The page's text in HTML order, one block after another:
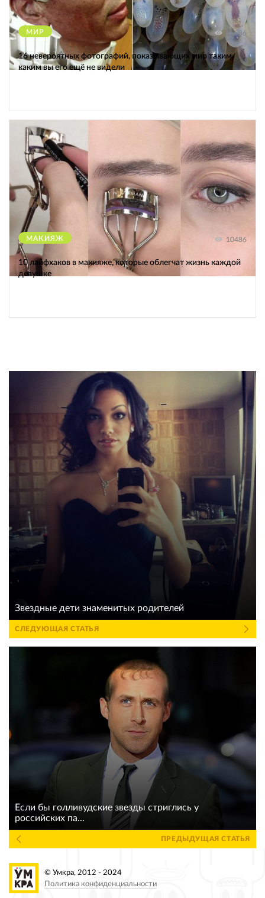
МИР 12586
16 невероятных фотографий, показывающих мир таким,
каким вы его ещё не видели
МАКИЯЖ 10486
10 лайфхаков в макияже, которые облегчат жизнь каждой
девушке
Звездные дети знаменитых родителей
СЛЕДУЮЩАЯ СТАТЬЯ
Если бы голливудские звезды стриглись у
российских па...
ПРЕДЫДУЩАЯ СТАТЬЯ
© Умкра, 2012 - 2024
Политика конфиденциальности